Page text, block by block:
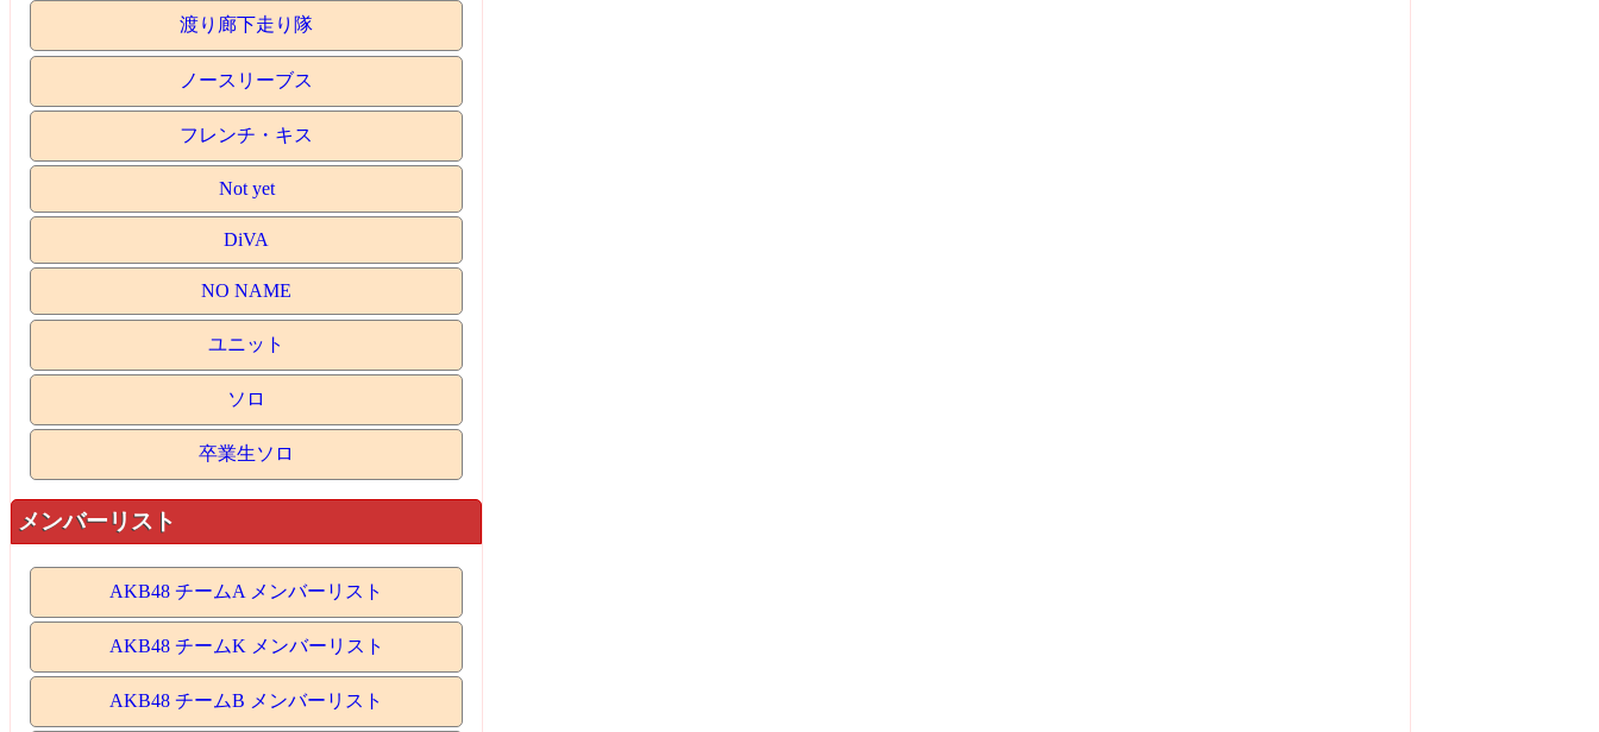
渡り廊下走り隊
ノースリーブス
フレンチ・キス
Not yet
DiVA
NO NAME
ユニット
ソロ
卒業生ソロ
メンバーリスト
AKB48 チームA メンバーリスト
AKB48 チームK メンバーリスト
AKB48 チームB メンバーリスト